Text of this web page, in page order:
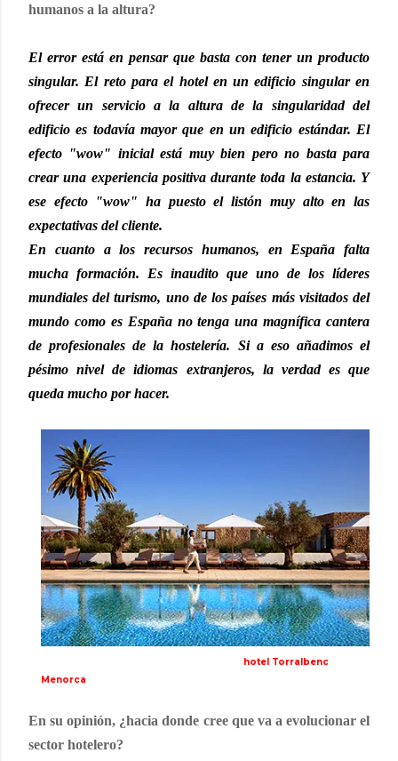
humanos a la altura?
El error está en pensar que basta con tener un producto
singular. El reto para el hotel en un edificio singular en
ofrecer un servicio a la altura de la singularidad del
edificio es todavía mayor que en un edificio estándar. El
efecto "wow" inicial está muy bien pero no basta para
crear una experiencia positiva durante toda la estancia. Y
ese efecto "wow" ha puesto el listón muy alto en las
expectativas del cliente.
En cuanto a los recursos humanos, en España falta
mucha formación. Es inaudito que uno de los líderes
mundiales del turismo, uno de los países más visitados del
mundo como es España no tenga una magnífica cantera
de profesionales de la hostelería. Si a eso añadimos el
pésimo nivel de idiomas extranjeros, la verdad es que
queda mucho por hacer.
hotel Torralbenc
Menorca
En su opinión, ¿hacia donde cree que va a evolucionar el
sector hotelero?